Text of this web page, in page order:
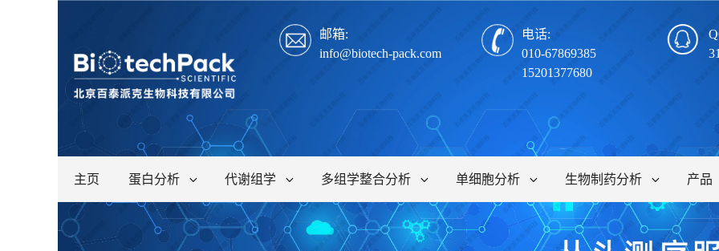
邮箱:
info@biotech-pack.com
电话:
010-67869385
15201377680
主页 蛋白分析 代谢组学 多组学整合分析 单细胞分析 生物制药分析 产品